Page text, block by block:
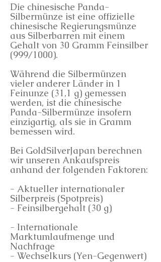
Die chinesische Panda-
Silbermünze ist eine offizielle
chinesische Regierungsmünze
aus Silberbarren mit einem
Gehalt von 30 Gramm Feinsilber
(999/1000).
Während die Silbermünzen
vieler anderer Länder in 1
Feinunze (31,1 g) gemessen
werden, ist die chinesische
Panda-Silbermünze insofern
einzigartig, als sie in Gramm
bemessen wird.
Bei GoldSilverJapan berechnen
wir unseren Ankaufspreis
anhand der folgenden Faktoren:
- Aktueller internationaler
Silberpreis (Spotpreis)
- Feinsilbergehalt (30 g)
- Internationale
Marktumlaufmenge und
Nachfrage
- Wechselkurs (Yen-Gegenwert)